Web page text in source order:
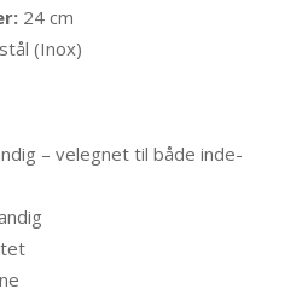
24 cm
(Inox)
– velegnet til både inde-